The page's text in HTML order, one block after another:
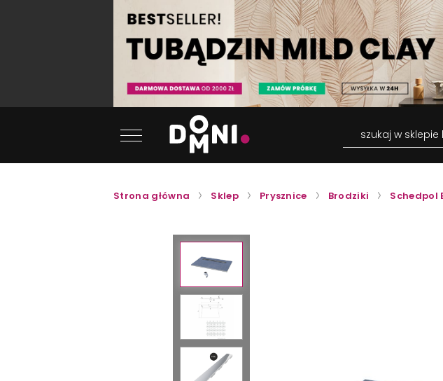
szukaj w sklepie
Strona główna Sklep Prysznice Brodziki Schedpol